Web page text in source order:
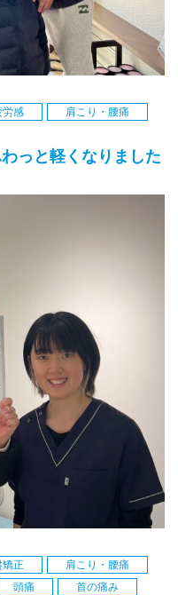
労感
肩こり・腰痛
っと軽くなりました
矯正
肩こり・腰痛
頭痛 首の痛み